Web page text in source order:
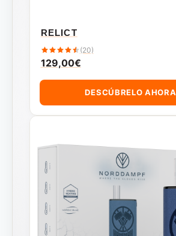
RELICT
(20)
129,00€
DESCÚBRELO AHORA